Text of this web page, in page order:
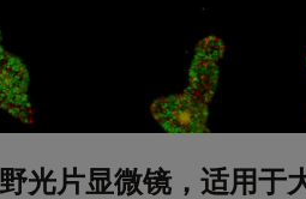
光片显微镜，适用于